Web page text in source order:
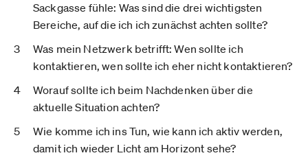
Sackgasse fühle: Was sind die drei wichtigsten
Bereiche, auf die ich ich zunächst achten sollte?
Was mein Netzwerk betrifft: Wen sollte ich
kontaktieren, wen sollte ich eher nicht kontaktieren?
Worauf sollte ich beim Nachdenken über die
aktuelle Situation achten?
Wie komme ich ins Tun, wie kann ich aktiv werden,
damit ich wieder Licht am Horizont sehe?